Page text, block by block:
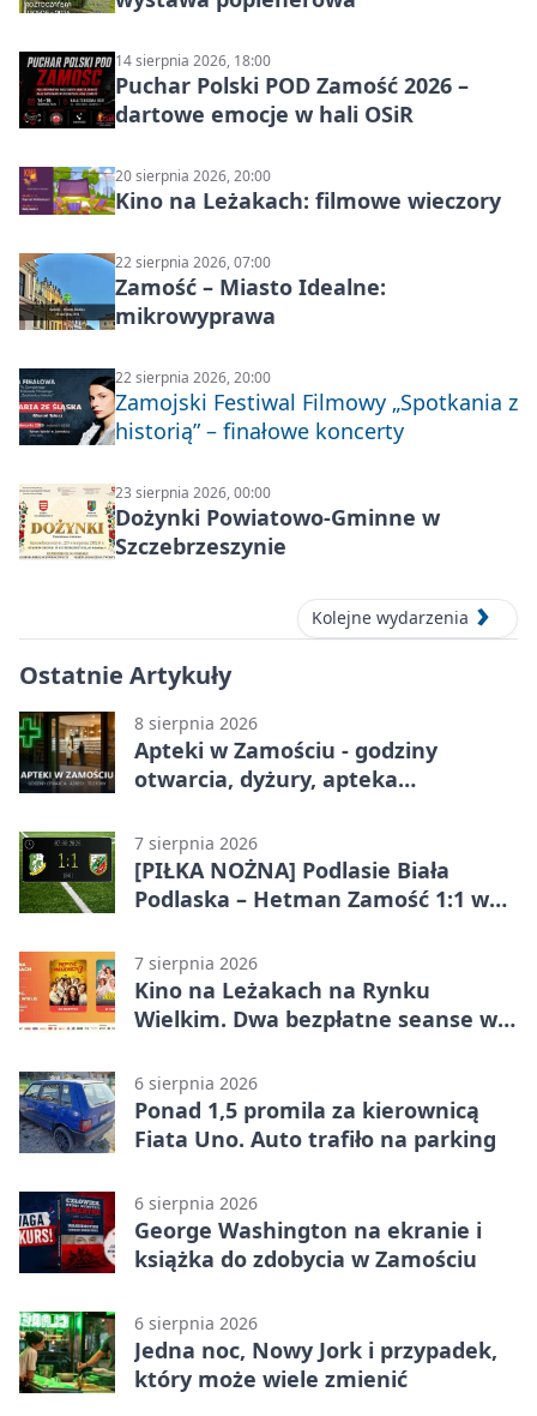
14 sierpnia 2026, 18:00
Puchar Polski POD Zamość 2026 –
dartowe emocje w hali OSiR
20 sierpnia 2026, 20:00
Kino na Leżakach: filmowe wieczory
22 sierpnia 2026, 07:00
Zamość – Miasto Idealne:
mikrowyprawa
22 sierpnia 2026, 20:00
Zamojski Festiwal Filmowy „Spotkania z
historią” – finałowe koncerty
23 sierpnia 2026, 00:00
Dożynki Powiatowo-Gminne w
Szczebrzeszynie
Kolejne wydarzenia
Ostatnie Artykuły
8 sierpnia 2026
Apteki w Zamościu - godziny
otwarcia, dyżury, apteka
7 sierpnia 2026
[PIŁKA NOŻNA] Podlasie Biała
Podlaska – Hetman Zamość 1:1 w
podział punktów po bezbramkowej
pierwszej połowie
7 sierpnia 2026
Kino na Leżakach na Rynku
Wielkim. Dwa bezpłatne seanse w
6 sierpnia 2026
Ponad 1,5 promila za kierownicą
Fiata Uno. Auto trafiło na parking
6 sierpnia 2026
George Washington na ekranie i
książka do zdobycia w Zamościu
6 sierpnia 2026
Jedna noc, Nowy Jork i przypadek,
który może wiele zmienić